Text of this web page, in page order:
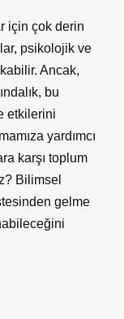
için çok derin
psikolojik ve
Ancak,
bu
etkilerini
yardımcı
karşı toplum
Bilimsel
gelme